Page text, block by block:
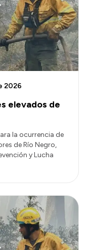
elevados de
2026
la ocurrencia de
de Río Negro,
y Lucha